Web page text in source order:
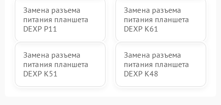
Замена разъема
питания планшета
DEXP P11
Замена разъема
питания планшета
DEXP K61
Замена разъема
питания планшета
DEXP K51
Замена разъема
питания планшета
DEXP K48